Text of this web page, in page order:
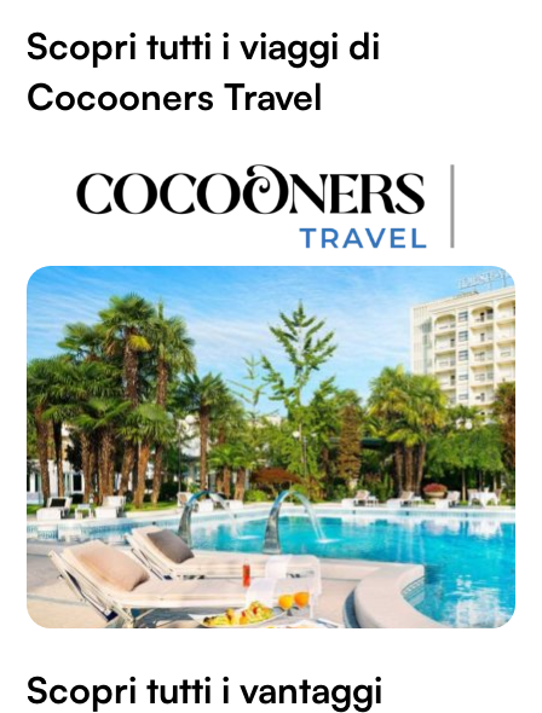
Scopri tutti i viaggi di
Cocooners Travel
Scopri tutti i vantaggi